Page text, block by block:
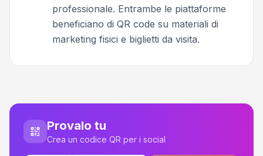
professionale. Entrambe le piattaforme
beneficiano di QR code su materiali di
marketing fisici e biglietti da visita.
Provalo tu
Crea un codice QR per i social